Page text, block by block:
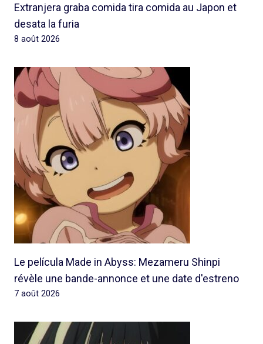
Extranjera graba comida tira comida au Japon et
desata la furia
8 août 2026
Le película Made in Abyss: Mezameru Shinpi
révèle une bande-annonce et une date d'estreno
7 août 2026